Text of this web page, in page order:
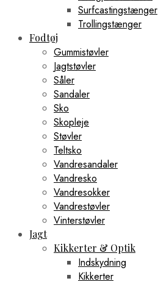
Surfcastingstænger
Trollingstænger
Fodtøj
Gummistøvler
Jagtstøvler
Såler
Sandaler
Sko
Skopleje
Støvler
Teltsko
Vandresandaler
Vandresko
Vandresokker
Vandrestøvler
Vinterstøvler
Jagt
Kikkerter & Optik
Indskydning
Kikkerter